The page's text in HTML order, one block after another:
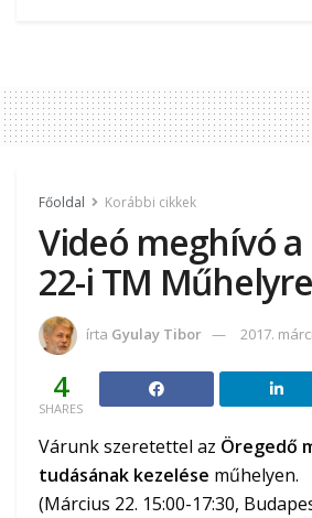
Főoldal Korábbi cikkek
Videó meghívó
22-i TM Műhelyre
írta Gyulay Tibor 2017.
4
SHARES
Várunk szeretettel az Öregedő
tudásának kezelése műhelyen.
(Március 22. 15:00-17:30,